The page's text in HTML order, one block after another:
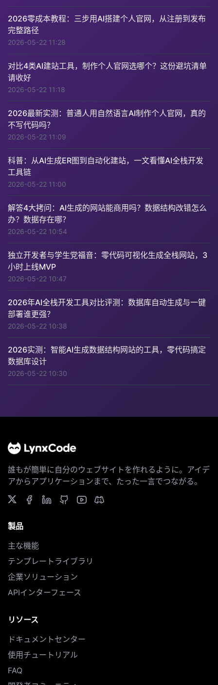
2026零成本教程：三步用AI搭建个人官网，从注册到发布
完整路径
2026-05-22 11:28
对比4类AI建站工具，制作个人官网选哪个？这份避坑清单
请收好
2026-05-22 11:18
2026最新实测：普通人用自然语言AI制作个人官网，真的
不写代码吗？
2026-05-22 11:09
科普：从AI生成ER图到自动化建站，一文看懂AI全栈开发
工具链
2026-05-22 11:00
解答4大拷问：AI生成的网站能商用吗？数据结构改错怎么
办？数据存在哪？
2026-05-22 10:54
独立开发者与学生党福音：零代码可视化生成全栈网站，3
小时上线MVP
2026-05-22 10:47
2026年AI全栈开发工具对比评测：数据库自动生成与一键
部署谁更强？
2026-05-22 10:38
2026实测：智能AI生成数据结构网站的工具，零代码搞定
数据库设计
2026-05-22 10:30
誰もが簡単に自分のウェブサイトを作れるように。アイデ
アからアプリケーションまで、たった一言でつながる。
製品
主な機能
テンプレートライブラリ
企業ソリューション
APIインターフェース
リソース
ドキュメントセンター
使用チュートリアル
FAQ